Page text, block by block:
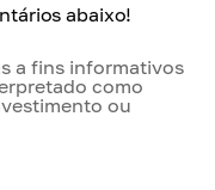
abaixo!
a fins informativos
como
ou